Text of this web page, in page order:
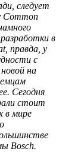
следует
в
правда, у
с
на
Сегодня
стоит
в мире
Bosch.